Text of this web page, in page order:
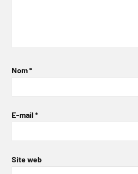
Nom*
E-mail *
Site web